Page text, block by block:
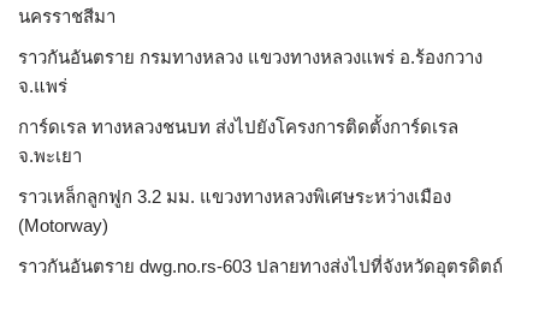
นครราชสีมา
ราวกันอันตราย กรมทางหลวง แขวงทางหลวงแพร่ อ.ร้องกวาง
จ.แพร่
การ์ดเรล ทางหลวงชนบท ส่งไปยังโครงการติดตั้งการ์ดเรล
จ.พะเยา
ราวเหล็กลูกฟูก 3.2 มม. แขวงทางหลวงพิเศษระหว่างเมือง
(Motorway)
ราวกันอันตราย dwg.no.rs-603 ปลายทางส่งไปที่จังหวัดอุตรดิตถ์